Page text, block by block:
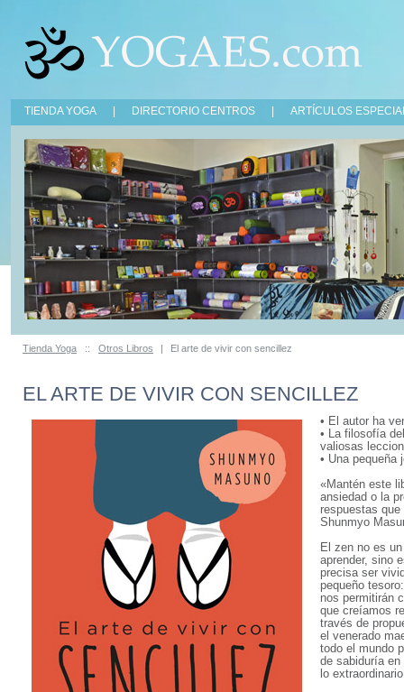
TIENDA YOGA DIRECTORIO CENTROS ARTÍCULOS
Tienda Yoga :: Otros Libros | El arte de vivir con sencillez
EL ARTE DE VIVIR CON SENCILLEZ
• El autor ha
• La filosofía
valiosas
• Una pequeña
«Mantén este
ansiedad o la
respuestas
Shunmyo
El zen no es
aprender, sino
precisa ser
pequeño
nos permitirán
que creíamos
través de
el venerado
todo el mundo
de sabiduría
lo